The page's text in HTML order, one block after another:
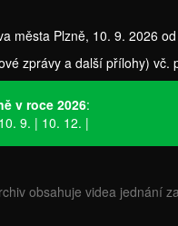
města Plzně, 10. 9. 2026
zprávy a další přílohy)
v roce 2026:
9. | 10. 12. |
obsahuje videa jednání